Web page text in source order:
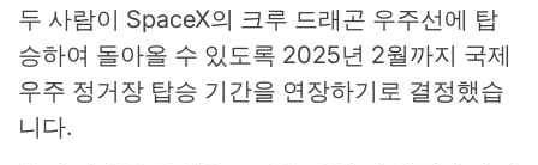
두 사람이 SpaceX의 크루 드래곤 우주선에 탑
승하여 돌아올 수 있도록 2025년 2월까지 국제
우주 정거장 탑승 기간을 연장하기로 결정했습
니다.